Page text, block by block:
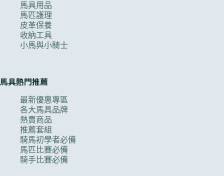
馬具用品
馬匹護理
皮革保養
收納工具
小馬與小騎士
馬具熱門推薦
最新優惠專區
各大馬具品牌
熱賣商品
推薦套組
騎馬初學者必備
馬匹比賽必備
騎手比賽必備